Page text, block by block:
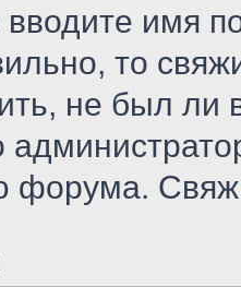
имя
то
не был ли
форума.